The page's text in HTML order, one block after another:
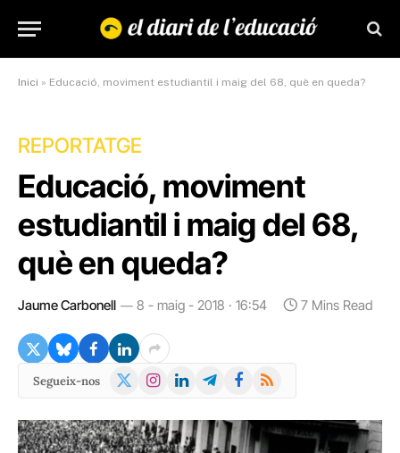
Inici » Educació, moviment estudiantil i maig del 68, què en queda?
REPORTATGE
Educació, moviment
estudiantil i maig del 68,
què en queda?
Jaume Carbonell 8 - maig - 2018 · 16:54 7 Mins Read
Segueix-nos
X
Instagram
LinkedInTelegramFacebook
RSS